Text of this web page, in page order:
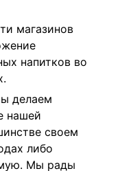
магазинов
напитков во
делаем
нашей
своем
либо
Мы рады